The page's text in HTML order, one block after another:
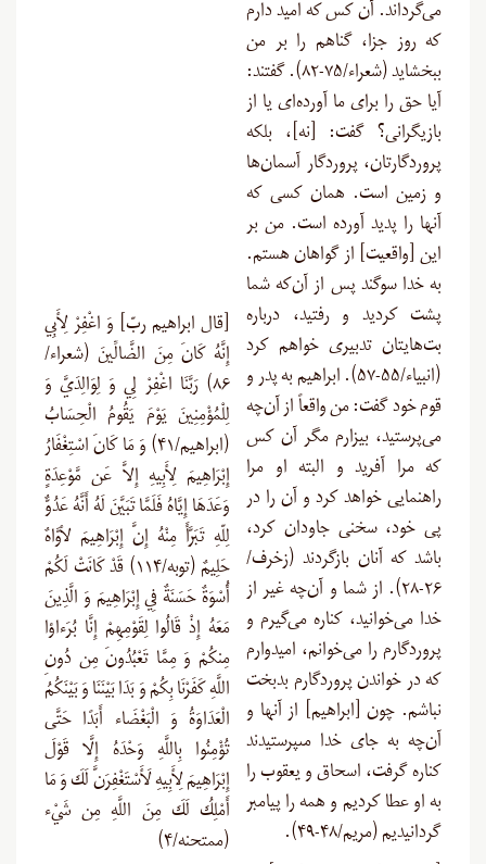
می‌گرداند. آن کس که امید دارم
که روز جزا، گناهم را بر من
ببخشاید (شعراء/۷۵-۸۲). گفتند:
آیا حق را برای ما آورده‌ای یا از
بازیگرانی؟ گفت: [نه]، بلکه
پروردگارتان، پروردگار آسمان‌ها
و زمین است. همان کسی که
آنها را پدید آورده است. من بر
این [واقعیت] از گواهان هستم.
به خدا سوگند پس از آن‌که شما
پشت کردید و رفتید، درباره
بت‌هایتان تدبیری خواهم کرد
(انبیاء/۵۵-۵۷). ابراهیم به پدر و
قوم خود گفت: من واقعاً از آن‌چه
می‌پرستید، بیزارم مگر آن کس
که مرا آفرید و البته او مرا
راهنمایی خواهد کرد و آن‌ را در
پی خود، سخنی جاودان کرد،
باشد که آنان بازگردند (زخرف/
۲۶-۲۸). از شما و آن‌چه غیر از
خدا می‌خوانید، کناره می‌گیرم و
پروردگارم را می‌خوانم، امیدوارم
که در خواندن پروردگارم بدبخت
نباشم. چون [ابراهیم] از آنها و
آن‌چه به جاى خدا مى‏پرستیدند
کناره گرفت، اسحاق و یعقوب را
به او عطا کردیم و همه را پیامبر
گردانیدیم (مریم/۴۸-۴۹).
[قال ابراهیم ربّ] وَ اغْفِرْ لِأَبِي
إِنَّهُ كَانَ مِنَ الضَّالِّينَ (شعراء/
۸۶) رَبَّنَا اغْفِرْ لِي وَ لِوَالِدَيَّ وَ
لِلْمُؤْمِنِينَ يَوْمَ يَقُومُ الْحِسَابُ
(ابراهیم/۴۱) وَ مَا كَانَ اسْتِغْفَارُ
إِبْرَاهِيمَ لِأَبِيهِ إِلاَّ عَن مَّوْعِدَةٍ
وَعَدَهَا إِيَّاهُ فَلَمَّا تَبَيَّنَ لَهُ أَنَّهُ عَدُوٌّ
لِلّهِ تَبَرَّأَ مِنْهُ إِنَّ إِبْرَاهِيمَ لأوَّاهٌ
حَلِيمٌ (توبه/۱۱۴) قَدْ كَانَتْ لَكُمْ
أُسْوَةٌ حَسَنَةٌ فِي إِبْرَاهِيمَ وَ الَّذِينَ
مَعَهُ إِذْ قَالُوا لِقَوْمِهِمْ إِنَّا بُرَءاؤا
مِنكُمْ وَ مِمَّا تَعْبُدُونَ مِن دُونِ
اللَّهِ كَفَرْنَا بِكُمْ وَ بَدَا بَيْنَنَا وَ بَيْنَكُمُ
الْعَدَاوَةُ وَ الْبَغْضَاء أَبَدًا حَتَّى
تُؤْمِنُوا بِاللَّهِ وَحْدَهُ إِلَّا قَوْلَ
إِبْرَاهِيمَ لِأَبِيهِ لَأَسْتَغْفِرَنَّ لَكَ وَ مَا
أَمْلِكُ لَكَ مِنَ اللَّهِ مِن شَيْء
(ممتحنه/۴)